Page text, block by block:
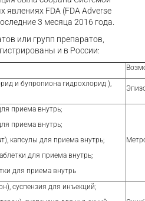
FDA (FDA Adverse
3 месяца 2016 года.
или групп препаратов,
и в России:
и бупропиона гидрохлорид ),
приема внутрь;
приема внутрь;
капсулы для приема внутрь;
для приема внутрь;
для приема внутрь
суспензия для инъекций;